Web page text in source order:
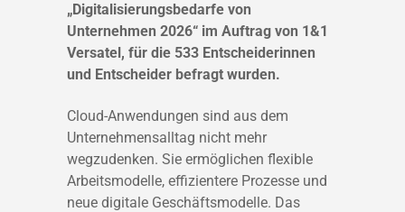
„Digitalisierungsbedarfe von
Unternehmen 2026“ im Auftrag von 1&1
Versatel, für die 533 Entscheiderinnen
und Entscheider befragt wurden.
Cloud-Anwendungen sind aus dem
Unternehmensalltag nicht mehr
wegzudenken. Sie ermöglichen flexible
Arbeitsmodelle, effizientere Prozesse und
neue digitale Geschäftsmodelle. Das